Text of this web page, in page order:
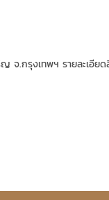
จ.กรุงเทพฯ รายละเอี